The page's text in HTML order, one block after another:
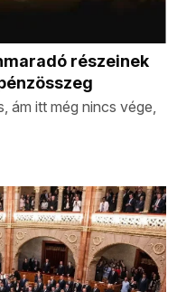
részeinek
ám itt még nincs vége,